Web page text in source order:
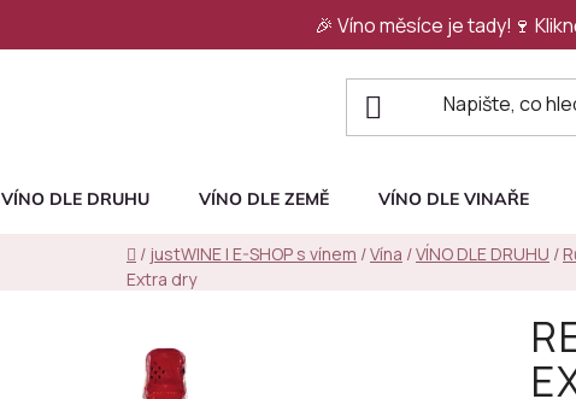
🎉 Víno měsíce je tady!🍷
VÍNO DLE DRUHU VÍNO DLE ZEMĚ VÍNO DLE VINAŘE
Domů
/ justWINE | E-SHOP s vínem /Vína /VÍNO DLE DRUHU /
Extra dry